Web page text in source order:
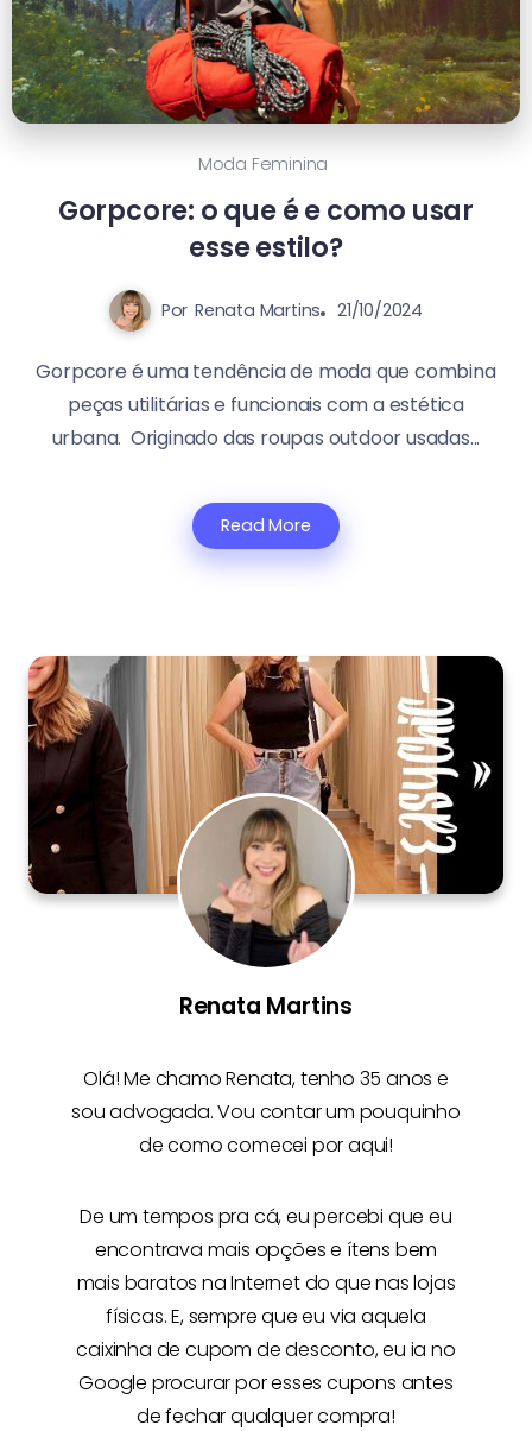
Moda Feminina
Gorpcore: o que é e como usar
esse estilo?
Por Renata Martins 21/10/2024
Gorpcore é uma tendência de moda que combina
peças utilitárias e funcionais com a estética
urbana. Originado das roupas outdoor usadas...
Read More
Renata Martins
Olá! Me chamoRenata, tenho 35 anos e
sou advogada. Vou contar um pouquinho
de como comecei por aqui!
De um tempos pra cá, eu percebi que eu
encontrava mais opções e ítens bem
mais baratos na Internetdo que nas lojas
físicas. E, sempre que eu via aquela
caixinha de cupom de desconto, eu ia no
Google procurar por esses cupons antes
de fechar qualquer compra!